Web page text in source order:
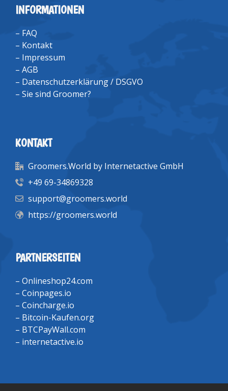
INFORMATIONEN
– FAQ
– Kontakt
– Impressum
– AGB
– Datenschutzerklärung / DSGVO
– Sie sind Groomer?
KONTAKT
Groomers.World by Internetactive GmbH
+49 69-34869328
support@groomers.world
https://groomers.world
PARTNERSEITEN
– Onlineshop24.com
– Coinpages.io
– Coincharge.io
– Bitcoin-Kaufen.org
– BTCPayWall.com
– internetactive.io